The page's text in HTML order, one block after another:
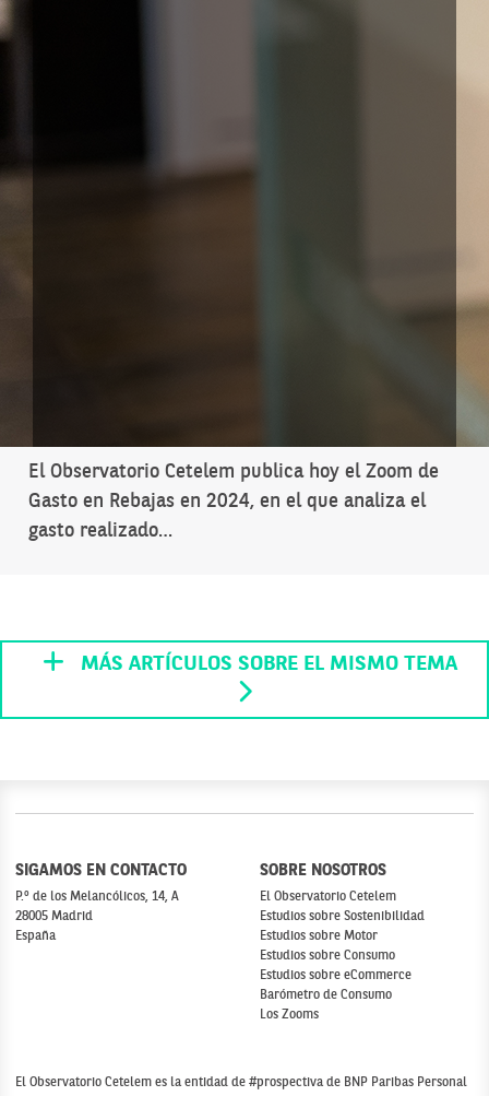
El Observatorio Cetelem publica hoy el Zoom de
Gasto en Rebajas en 2024, en el que analiza el
gasto realizado…
MÁS ARTÍCULOS SOBRE EL MISMO TEMA
SIGAMOS EN CONTACTO
P.º de los Melancólicos, 14, A
28005 Madrid
España
SOBRE NOSOTROS
El Observatorio Cetelem
Estudios sobre Sostenibilidad
Estudios sobre Motor
Estudios sobre Consumo
Estudios sobre eCommerce
Barómetro de Consumo
Los Zooms
El Observatorio Cetelem es la entidad de #prospectiva de BNP Paribas Personal